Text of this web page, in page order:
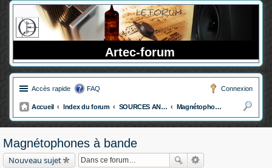
Artec-forum
Accès rapide FAQ Connexion
Accueil Index du forum SOURCES ANALOGIQUES
Magnétophones à bande
ec
Magnétophones à bande
Nouveau sujet